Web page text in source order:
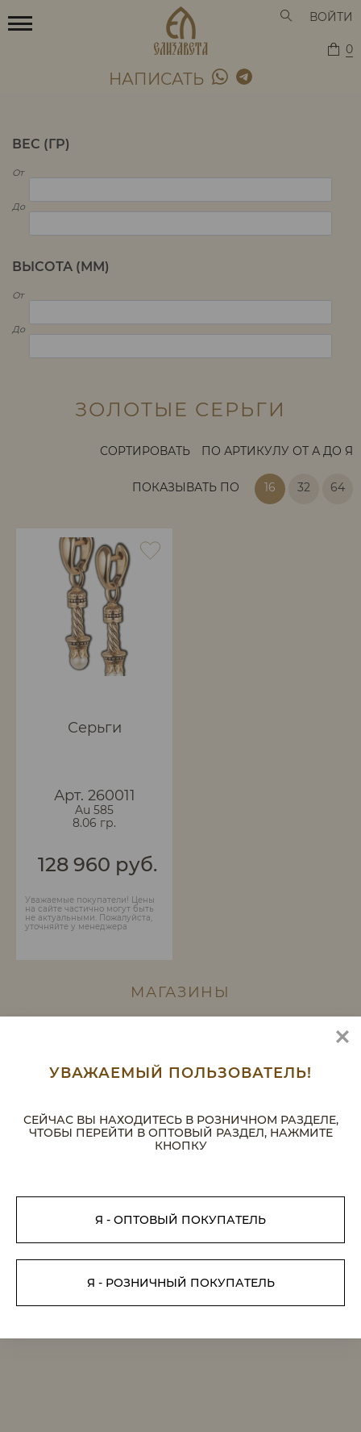
ВОЙТИ
0
НАПИСАТЬ
ВЕС (ГР)
От
До
ВЫСОТА (ММ)
От
До
ЗОЛОТЫЕ СЕРЬГИ
СОРТИРОВАТЬ ПО АРТИКУЛУ ОТ А ДО Я
ПОКАЗЫВАТЬ ПО 16 32 64
Серьги
Арт. 260011
Au 585
8.06 гр.
128 960 руб.
Уважаемые покупатели! Цены
на сайте частично могут быть
не актуальными. Пожалуйста,
уточняйте у менеджера
МАГАЗИНЫ
ТРЦ САЛАРИС
РИО МОСКВА
ЗАГРУЗКА КАРТЫ...
УВАЖАЕМЫЙ ПОЛЬЗОВАТЕЛЬ!
СЕЙЧАС ВЫ НАХОДИТЕСЬ В РОЗНИЧНОМ РАЗДЕЛЕ,
ЧТОБЫ ПЕРЕЙТИ В ОПТОВЫЙ РАЗДЕЛ, НАЖМИТЕ
КНОПКУ
Я - ОПТОВЫЙ ПОКУПАТЕЛЬ
Я - РОЗНИЧНЫЙ ПОКУПАТЕЛЬ